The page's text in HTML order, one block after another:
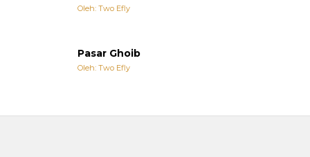
Oleh: Two Efly
Pasar Ghoib
Oleh: Two Efly